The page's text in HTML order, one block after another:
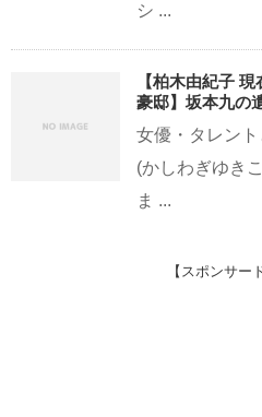
シ ...
【柏木由紀子
豪邸】坂本九の
女優・タレン
(かしわぎゆき
ま ...
【スポンサー